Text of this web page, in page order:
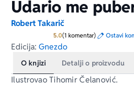
Udario me
Robert Takarič
5.0Prosecna ocena je 5.0 od
(1 komentar) Ostavi
Edicija: Gnezdo
O knjizi Detalji o proizvodu
Ilustrovao Tihomir Čelanović.